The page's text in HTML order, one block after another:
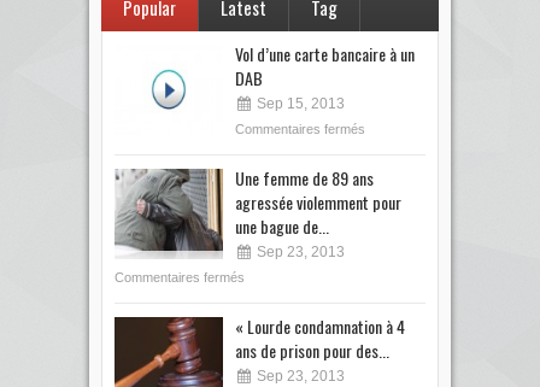
Popular Latest Tag
Vol d’une carte bancaire à un
DAB
Sep 15, 2013
Commentaires fermés
Une femme de 89 ans
agressée violemment pour
une bague de...
Sep 23, 2013
Commentaires fermés
« Lourde condamnation à 4
ans de prison pour des...
Sep 23, 2013